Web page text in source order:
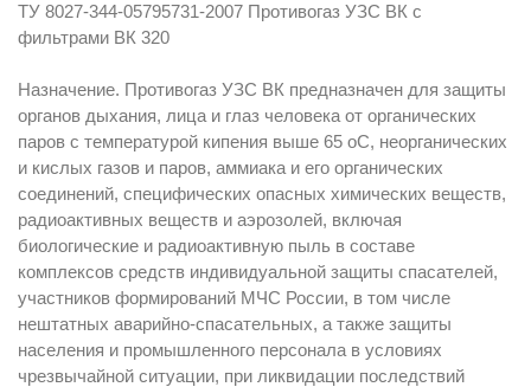
ТУ 8027-344-05795731-2007 Противогаз УЗС ВК с
фильтрами ВК 320
Назначение. Противогаз УЗС ВК предназначен для защиты
органов дыхания, лица и глаз человека от органических
паров с температурой кипения выше 65 оС, неорганических
и кислых газов и паров, аммиака и его органических
соединений, специфических опасных химических веществ,
радиоактивных веществ и аэрозолей, включая
биологические и радиоактивную пыль в составе
комплексов средств индивидуальной защиты спасателей,
участников формирований МЧС России, в том числе
нештатных аварийно-спасательных, а также защиты
населения и промышленного персонала в условиях
чрезвычайной ситуации, при ликвидации последствий